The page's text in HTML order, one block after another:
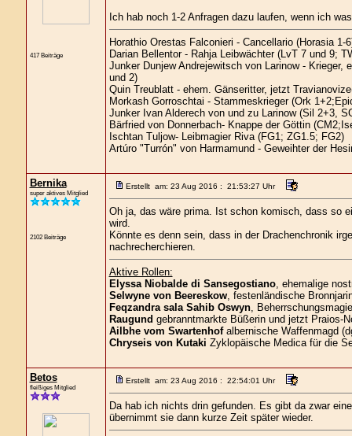
417 Beiträge
Ich hab noch 1-2 Anfragen dazu laufen, wenn ich
Horathio Orestas Falconieri - Cancellario (Horasia 1-
Darian Bellentor - Rahja Leibwächter (LvT 7 und 9;
Junker Dunjew Andrejewitsch von Larinow -
und 2)
Quin Treublatt - ehem. Gänseritter, jetzt
Morkash Gorroschtai - Stammeskrieger (Ork
Junker Ivan Alderech von und zu Larinow (Sil 2+3,
Bärfried von Donnerbach- Knappe der Göttin
Ischtan Tuljow- Leibmagier Riva (FG1; ZG1.5; FG2)
Artúro "Turrón" von Harmamund - Geweihter der
Bernika
super aktives Mitglied
2102 Beiträge
Erstellt am: 23 Aug 2016 : 21:53:27 Uhr
Oh ja, das wäre prima. Ist schon komisch, dass so
wird.
Könnte es denn sein, dass in der Drachenchronik
nachrecherchieren.
Aktive Rollen:
Elyssa Niobalde di Sansegostiano, ehemalige
Selwyne von Beereskow, festenländische
Feqzandra sala Sahib Oswyn,
Raugund gebranntmarkte Büßerin und jetzt Praios-
Ailbhe vom Swartenhofalbernische Waffenmagd
Chryseis von Kutaki Zyklopäische Medica für die
Betos
fleißiges Mitglied
Erstellt am: 23 Aug 2016 : 22:54:01 Uhr
Da hab ich nichts drin gefunden. Es gibt da zwar
übernimmt sie dann kurze Zeit später wieder.